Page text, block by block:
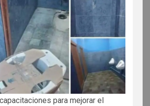
para mejorar el